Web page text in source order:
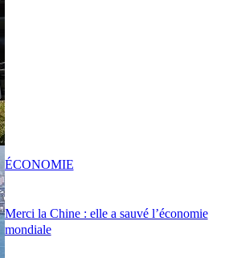
Merci la Chine : elle a sauvé l’économie
mondiale
ÉCONOMIE